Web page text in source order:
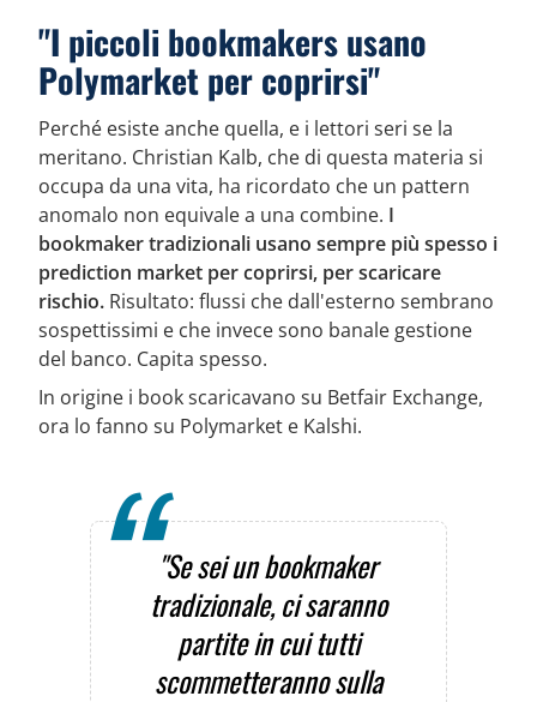
"I piccoli bookmakers usano
Polymarket per coprirsi"
Perché esiste anche quella, e i lettori seri se la
meritano. Christian Kalb, che di questa materia si
occupa da una vita, ha ricordato che un pattern
anomalo non equivale a una combine. I
bookmaker tradizionali usano sempre più spesso i
prediction market per coprirsi, per scaricare
rischio. Risultato: flussi che dall'esterno sembrano
sospettissimi e che invece sono banale gestione
del banco. Capita spesso.
In origine i book scaricavano su Betfair Exchange,
ora lo fanno su Polymarket e Kalshi.
"Se sei un bookmaker
tradizionale, ci saranno
partite in cui tutti
scommetteranno sulla